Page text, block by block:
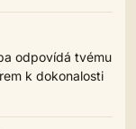
odpovídá tvému
k dokonalosti